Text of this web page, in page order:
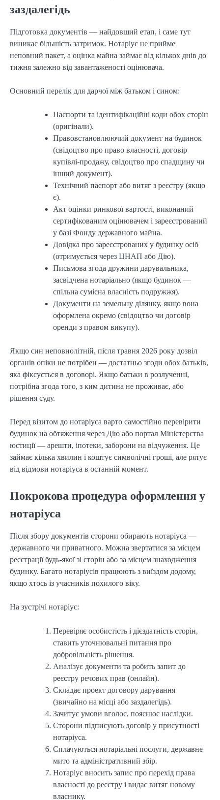
заздалегідь
Підготовка документів — найдовший етап, і саме тут
виникає більшість затримок. Нотаріус не прийме
неповний пакет, а оцінка майна займає від кількох днів до
тижня залежно від завантаженості оцінювача.
Основний перелік для дарчої між батьком і сином:
Паспорти та ідентифікаційні коди обох сторін
(оригінали).
Правовстановлюючий документ на будинок
(свідоцтво про право власності, договір
купівлі-продажу, свідоцтво про спадщину чи
інший документ).
Технічний паспорт або витяг з реєстру (якщо
є).
Акт оцінки ринкової вартості, виконаний
сертифікованим оцінювачем і зареєстрований
у базі Фонду державного майна.
Довідка про зареєстрованих у будинку осіб
(отримується через ЦНАП або Дію).
Письмова згода дружини дарувальника,
засвідчена нотаріально (якщо будинок —
спільна сумісна власність подружжя).
Документи на земельну ділянку, якщо вона
оформлена окремо (свідоцтво чи договір
оренди з правом викупу).
Якщо син неповнолітній, після травня 2026 року дозвіл
органів опіки не потрібен — достатньо згоди обох батьків,
яка фіксується в договорі. Якщо батьки в розлученні,
потрібна згода того, з ким дитина не проживає, або
рішення суду.
Перед візитом до нотаріуса варто самостійно перевірити
будинок на обтяження через Дію або портал Міністерства
юстиції — арешти, іпотеки, заборони на відчуження. Це
займає кілька хвилин і коштує символічні гроші, але рятує
від відмови нотаріуса в останній момент.
Покрокова процедура оформлення у
нотаріуса
Після збору документів сторони обирають нотаріуса —
державного чи приватного. Можна звертатися за місцем
реєстрації будь-якої зі сторін або за місцем знаходження
будинку. Багато нотаріусів працюють з виїздом додому,
якщо хтось із учасників похилого віку.
На зустрічі нотаріус:
Перевіряє особистість і дієздатність сторін,
ставить уточнювальні питання про
добровільність рішення.
Аналізує документи та робить запит до
реєстру речових прав (онлайн).
Складає проект договору дарування
(звичайно на місці або заздалегідь).
Зачитує умови вголос, пояснює наслідки.
Сторони підписують договір у присутності
нотаріуса.
Сплачуються нотаріальні послуги, державне
мито та адміністративний збір.
Нотаріус вносить запис про перехід права
власності до реєстру і видає витяг новому
власнику.